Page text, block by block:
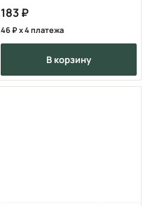
183
46 x 4 платежа
в корзину